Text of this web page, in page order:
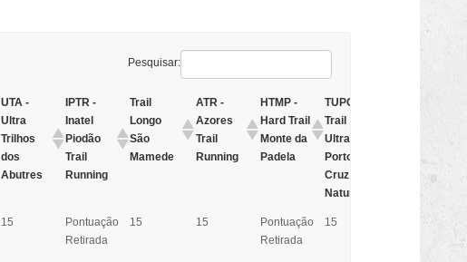
Pesquisar:
UTA -
Ultra
Trilhos
dos
Abutres
IPTR -
Inatel
Piodão
Trail
Running
Trail
Longo
São
Mamede
ATR -
Azores
Trail
Running
HTMP -
Hard Trail
Monte da
Padela
TUPCN -
Trail
Ultra
Porto da
Cruz
Natura
15
Pontuação
Retirada
15 15
Pontuação
Retirada
15